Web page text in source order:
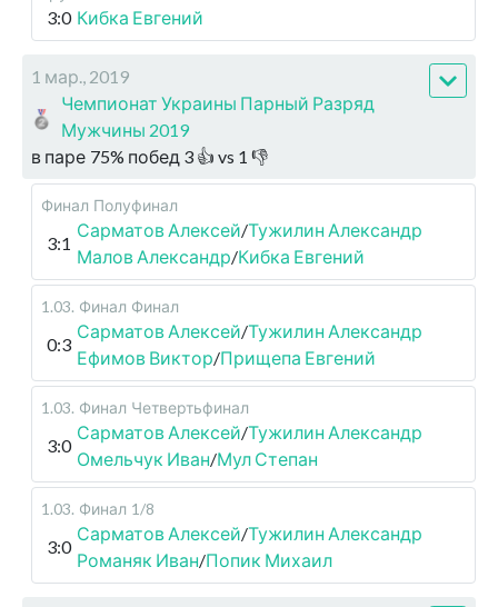
3:0 Кибка Евгений
1 мар., 2019
Чемпионат Украины Парный Разряд
Мужчины 2019
в паре 75% побед 3 👍 vs 1 👎
Финал Полуфинал
3:1
Сарматов Алексей/Тужилин Александр
Малов Александр/Кибка Евгений
1.03. Финал Финал
0:3
Сарматов Алексей/Тужилин Александр
Ефимов Виктор/Прищепа Евгений
1.03. Финал Четвертьфинал
3:0
Сарматов Алексей/Тужилин Александр
Омельчук Иван/Мул Степан
1.03. Финал 1/8
3:0
Сарматов Алексей/Тужилин Александр
Романяк Иван/Попик Михаил